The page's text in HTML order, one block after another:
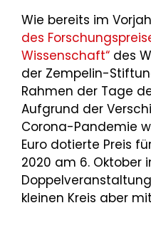
Wie bereits im
des
Wissenschaft“ des
der Zempelin-
Rahmen der Tage
Aufgrund der
Corona-Pandemie
Euro dotierte Preis
2020 am 6. Oktober
kleinen Kreis aber